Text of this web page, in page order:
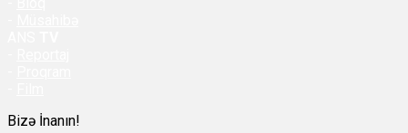
Bizə İnanın!